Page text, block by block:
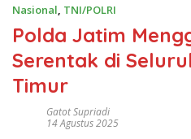
Nasional, TNI/POLRI
Polda Jatim
Serentak di
Timur
Gatot Supriadi
14 Agustus 2025